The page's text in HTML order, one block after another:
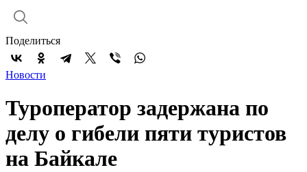
Поделиться
Новости
Туроператор задержана по
делу о гибели пяти туристов
на Байкале